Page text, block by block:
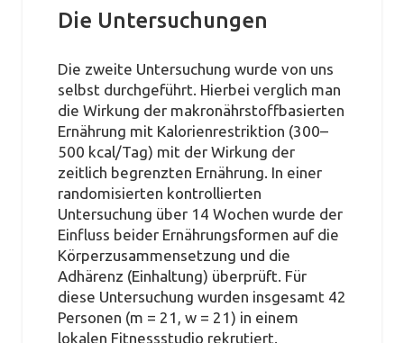
Die Untersuchungen
Die zweite Untersuchung wurde von uns
selbst durchgeführt. Hierbei verglich man
die Wirkung der makronährstoffbasierten
Ernährung mit Kalorienrestriktion (300–
500 kcal/Tag) mit der Wirkung der
zeitlich begrenzten Ernährung. In einer
randomisierten kontrollierten
Untersuchung über 14 Wochen wurde der
Einfluss beider Ernährungsformen auf die
Körperzusammensetzung und die
Adhärenz (Einhaltung) überprüft. Für
diese Untersuchung wurden insgesamt 42
Personen (m = 21, w = 21) in einem
lokalen Fitnessstudio rekrutiert.